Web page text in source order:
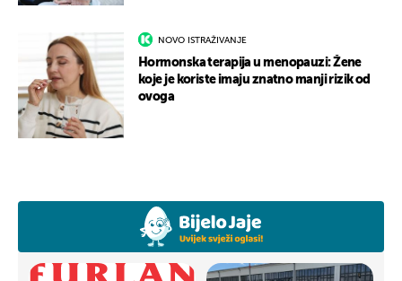
NOVO ISTRAŽIVANJE
Hormonska terapija u menopauzi: Žene
koje je koriste imaju znatno manji rizik od
ovoga